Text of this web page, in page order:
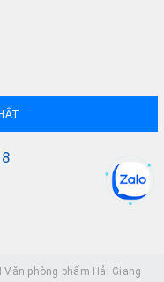
phòng phẩm Hải Giang